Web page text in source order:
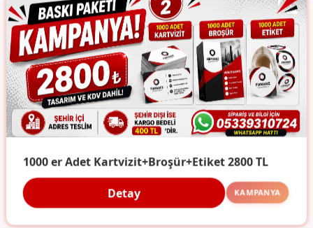
1000 er Adet Kartvizit+Broşür+Etiket 2800 TL
Detay KAMPANYA